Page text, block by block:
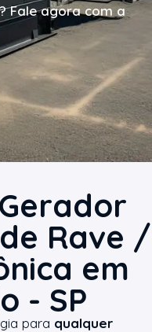
Fale agora com a
Rave /
em
- SP
para qualquer